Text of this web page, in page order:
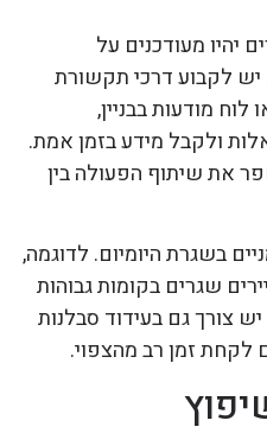
יהיו מעודכנים על
לקבוע דרכי תקשורת
מודעות בבניין,
ולקבל מידע בזמן אמת.
את שיתוף הפעולה בין
בשגרת היומיום. לדוגמה,
שגרים בקומות גבוהות
צורך גם בעידוד סבלנות
לקחת זמן רב מהצפוי.